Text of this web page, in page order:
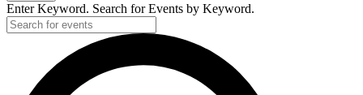
Enter Keyword. Search for Events by Keyword.